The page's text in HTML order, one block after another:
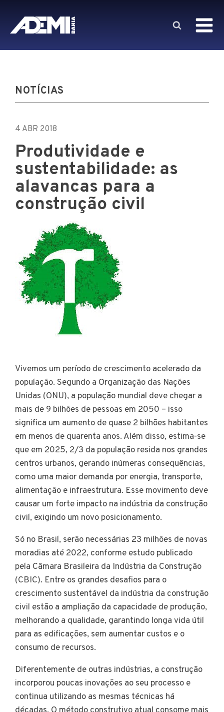
NOTÍCIAS
4 ABR 2018
Produtividade e
sustentabilidade: as
alavancas para a
construção civil
Vivemos um período de crescimento acelerado da
população. Segundo a Organização das Nações
Unidas (ONU), a população mundial deve chegar a
mais de 9 bilhões de pessoas em 2050 – isso
significa um aumento de quase 2 bilhões habitantes
em menos de quarenta anos. Além disso, estima-se
que em 2025, 2/3 da população resida nos grandes
centros urbanos, gerando inúmeras consequências,
como uma maior demanda por energia, transporte,
alimentação e infraestrutura. Esse movimento deve
causar um forte impacto na indústria da construção
civil, exigindo um novo posicionamento.
Só no Brasil, serão necessárias 23 milhões de novas
moradias até 2022, conforme estudo publicado
pela Câmara Brasileira da Indústria da Construção
(CBIC). Entre os grandes desafios para o
crescimento sustentável da indústria da construção
civil estão a ampliação da capacidade de produção,
melhorando a qualidade, garantindo longa vida útil
para as edificações, sem aumentar custos e o
consumo de recursos.
Diferentemente de outras indústrias, a construção
incorporou poucas inovações ao seu processo e
continua utilizando as mesmas técnicas há